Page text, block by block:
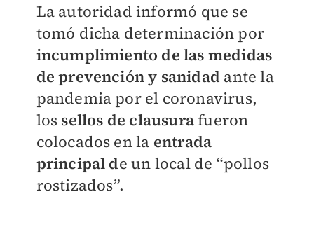
La autoridad informó que se
tomó dicha determinación por
incumplimiento de las medidas
de prevención y sanidad ante la
pandemia por el coronavirus,
los sellos de clausurafueron
colocados en la entrada
principal de un local de “pollos
rostizados”.